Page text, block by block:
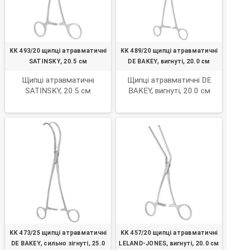
KK 493/20 щипці атравматичні
SATINSKY, 20.5 см
Щипці атравматичні
SATINSKY, 20.5 см
KK 489/20 щипці атравматичні
DE BAKEY, вигнуті, 20.0 см
Щипці атравматичні DE
BAKEY, вигнуті, 20.0 см
KK 473/25 щипці атравматичні
DE BAKEY, сильно зігнуті, 25.0
KK 457/20 щипці атравматичні
LELAND-JONES, вигнуті, 20.0 см